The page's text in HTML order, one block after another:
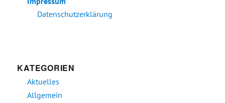
Datenschutzerklärung
KATEGORIEN
Aktuelles
Allgemein